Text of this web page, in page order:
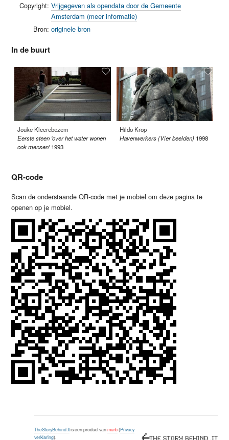
Copyright: Vrijgegeven als opendata door de Gemeente
Amsterdam (meer informatie)
Bron: originele bron
In de buurt
Jouke Kleerebezem
Eerste steen 'over het water wonen
ook mensen' 1993
Hildo Krop
Havenwerkers (Vier beelden) 1998
QR-code
Scan de onderstaande QR-code met je mobiel om deze pagina te
openen op je mobiel.
TheStoryBehind.Itis een product vanmurb(Privacy
verklaring).